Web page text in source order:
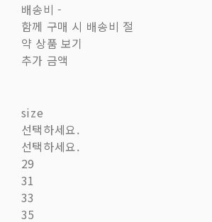
배송비 -
함께 구매 시 배송비 절
약 상품 보기
추가 금액
size
선택하세요.
선택하세요.
29
31
33
35